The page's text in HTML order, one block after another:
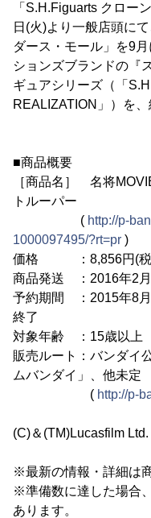
「S.H.Figuarts クロー
日(火)より一般店頭に
ダース・モール」を9
ションズブランドの『
ギュアシリーズ（「
REALIZATION」）を
■商品概要
［商品名］ 名将
トルーパー
( http://p-
1000097495/?rt=pr )
価格 ：8,856円(税
商品発送 ：2016年2
予約期間 ：2015年8
終了
対象年齢 ：15歳以上
販売ルート：バンダイ
ムバンダイ」、他未定
( http://p-
(C)＆(TM)Lucasfilm Ltd.
※最新の情報・詳細は
※準備数に達した場合
あります。